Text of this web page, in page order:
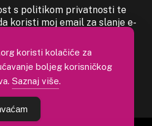
s politikom privatnosti te
koristi moj email za slanje e-
koristi kolačiće za
boljeg korisničkog
Saznaj više.